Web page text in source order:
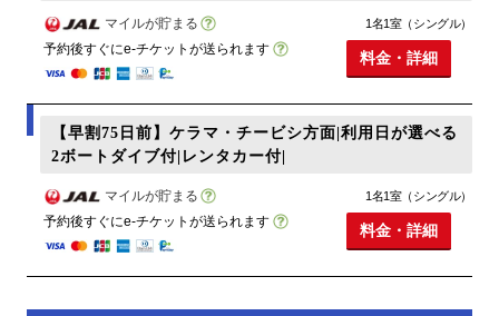
マイルが貯まる
予約後すぐにe-チケットが送られます
1名1室（シングル）
料金・詳細
【早割75日前】ケラマ・チービシ方面|利用日が選べる
2ボートダイブ付|レンタカー付|
マイルが貯まる
予約後すぐにe-チケットが送られます
1名1室（シングル）
料金・詳細